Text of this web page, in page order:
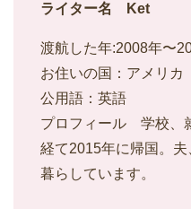
ライター名 Ket
渡航した年:2008年〜
お住いの国：アメリ
公用語：英語
プロフィール 学校、
経て2015年に帰国。
暮らしています。